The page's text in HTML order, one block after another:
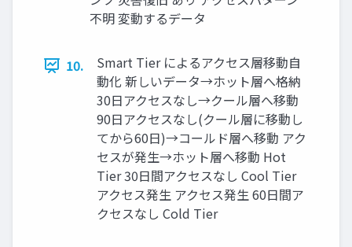
不明 変動するデータ
10.
Smart Tier によるアクセス層移動自
動化 新しいデータ→ホット層へ格納
30日アクセスなし→クール層へ移動
90日アクセスなし(クール層に移動し
てから60日)→コールド層へ移動 アク
セスが発生→ホット層へ移動 Hot
Tier 30日間アクセスなし Cool Tier
アクセス発生 アクセス発生 60日間ア
クセスなし Cold Tier